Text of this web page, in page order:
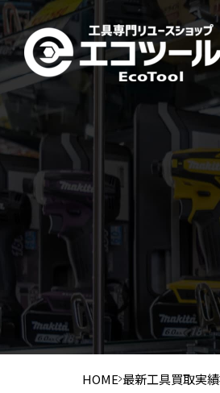
HOME 最新工具買取実績